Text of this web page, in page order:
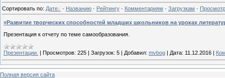
Сортировать по: Дате · Названию · Рейтингу · Комментариям · Загрузкам ·
«Развитие творческих способностей младших школьников на уроках
Презентация к отчету по теме самообразования.
Презентации. | Просмотров: 225 | Загрузок: 5 | Добавил: mvbog | Дата: 11.12.2016 |
Полная версия сайта